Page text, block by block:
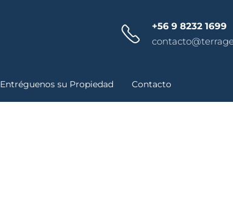
+56 9 8232 1699
Entréguenos su Propiedad Contacto